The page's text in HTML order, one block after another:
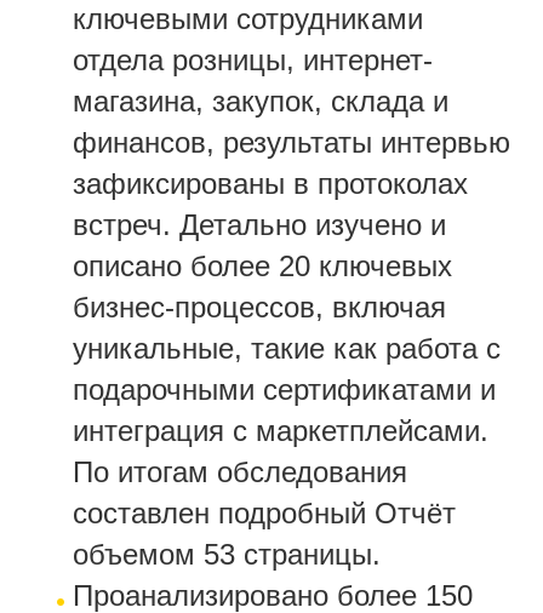
ключевыми сотрудниками
отдела розницы, интернет-
магазина, закупок, склада и
финансов, результаты интервью
зафиксированы в протоколах
встреч. Детально изучено и
описано более 20 ключевых
бизнес-процессов, включая
уникальные, такие как работа с
подарочными сертификатами и
интеграция с маркетплейсами.
По итогам обследования
составлен подробный Отчёт
объемом 53 страницы.
Проанализировано более 150